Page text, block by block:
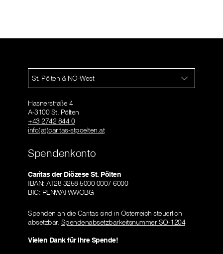
St. Pölten & NÖ-West
Hasnerstraße 4
A-3100 St. Pölten
+43 2742 844 0
info(at)caritas-stpoelten.at
Spendenkonto
Caritas der Diözese St. Pölten
IBAN: AT28 3258 5000 0007 6000
BIC: RLNWATWWOBG
Spenden an die Caritas sind in Österreich steuerlich
absetzbar. Spendenabsetzbarkeitsnummer SO-1204
Vielen Dank für Ihre Spende!